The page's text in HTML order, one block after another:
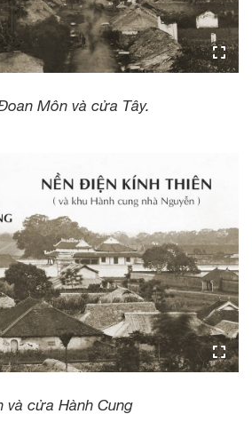
Môn và cửa Tây.
và cửa Hành Cung